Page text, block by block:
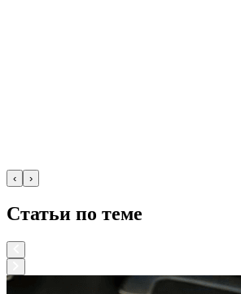
‹ ›
Статьи по теме